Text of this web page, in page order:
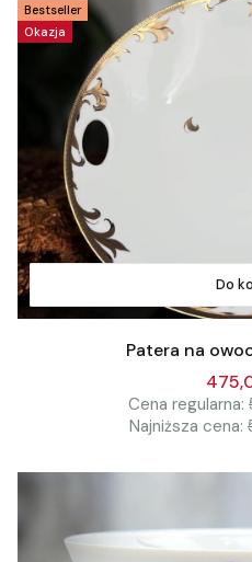
Okazja
Bestseller
Do
Patera na
Cena regularna:
Najniższa cena: